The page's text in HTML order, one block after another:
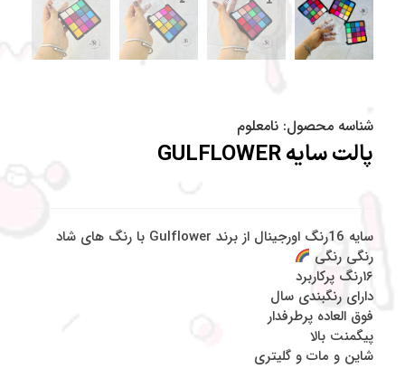
شناسه محصول: نامعلوم
پالت سایه GULFLOWER
سایه 16رنگ اورجینال از برند Gulflower با رنگ های شاد
رنگی رنگی
۱۶رنگ پرکاربرد
دارای رنگبندی سال
فوق العاده پرطرفدار
پیگمنت بالا
شاین و مات و گلیتری